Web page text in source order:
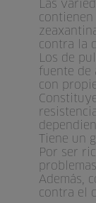
Las
contra la
Los de
fuente de
con
Tiene un
Por ser
Además,
contra el